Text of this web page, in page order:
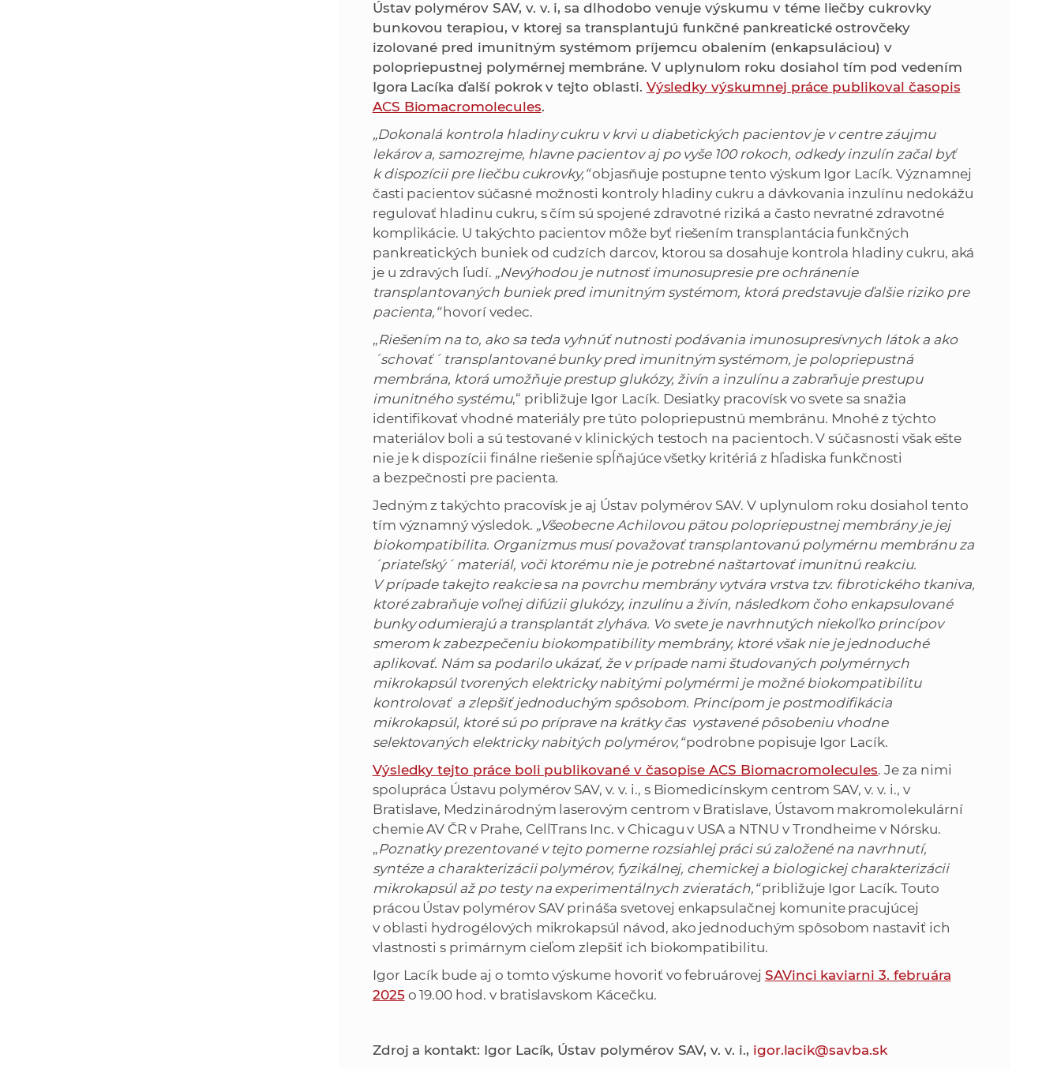
n
k
c
h
S
A
Ústav polymérov SAV, v. v. i, sa dlhodobo venuje výskumu v téme liečby cukrovky
bunkovou terapiou, v ktorej sa transplantujú funkčné pankreatické ostrovčeky
izolované pred imunitným systémom príjemcu obalením (enkapsuláciou) v
polopriepustnej polymérnej membráne. V uplynulom roku dosiahol tím pod vedením
Igora Lacíka ďalší pokrok v tejto oblasti. Výsledky výskumnej práce publikoval časopis
ACS Biomacromolecules.
„Dokonalá kontrola hladiny cukru v krvi u diabetických pacientov je v centre záujmu
lekárov a, samozrejme, hlavne pacientov aj po vyše 100 rokoch, odkedy inzulín začal byť
k dispozícii pre liečbu cukrovky,“objasňuje postupne tento výskum Igor Lacík. Významnej
časti pacientov súčasné možnosti kontroly hladiny cukru a dávkovania inzulínu nedokážu
regulovať hladinu cukru, s čím sú spojené zdravotné riziká a často nevratné zdravotné
komplikácie. U takýchto pacientov môže byť riešením transplantácia funkčných
pankreatických buniek od cudzích darcov, ktorou sa dosahuje kontrola hladiny cukru, aká
je u zdravých ľudí. „Nevýhodou je nutnosť imunosupresie pre ochránenie
transplantovaných buniek pred imunitným systémom, ktorá predstavuje ďalšie riziko pre
pacienta,“ hovorí vedec.
„Riešením na to, ako sa teda vyhnúť nutnosti podávania imunosupresívnych látok a ako
´schovať´ transplantované bunky pred imunitným systémom, je polopriepustná
membrána, ktorá umožňuje prestup glukózy, živín a inzulínu a zabraňuje prestupu
imunitného systému,“ približuje Igor Lacík. Desiatky pracovísk vo svete sa snažia
identifikovať vhodné materiály pre túto polopriepustnú membránu. Mnohé z týchto
materiálov boli a sú testované v klinických testoch na pacientoch. V súčasnosti však ešte
nie je k dispozícii finálne riešenie spĺňajúce všetky kritériá z hľadiska funkčnosti
a bezpečnosti pre pacienta.
Jedným z takýchto pracovísk je aj Ústav polymérov SAV. V uplynulom roku dosiahol tento
tím významný výsledok. „Všeobecne Achilovou pätou polopriepustnej membrány je jej
biokompatibilita. Organizmus musí považovať transplantovanú polymérnu membránu za
´priateľský´ materiál, voči ktorému nie je potrebné naštartovať imunitnú reakciu.
V prípade takejto reakcie sa na povrchu membrány vytvára vrstva tzv. fibrotického tkaniva,
ktoré zabraňuje voľnej difúzii glukózy, inzulínu a živín, následkom čoho enkapsulované
bunky odumierajú a transplantát zlyháva. Vo svete je navrhnutých niekoľko princípov
smerom k zabezpečeniu biokompatibility membrány, ktoré však nie je jednoduché
aplikovať. Nám sa podarilo ukázať, že v prípade nami študovaných polymérnych
mikrokapsúl tvorených elektricky nabitými polymérmi je možné biokompatibilitu
kontrolovať a zlepšiť jednoduchým spôsobom. Princípom je postmodifikácia
mikrokapsúl, ktoré sú po príprave na krátky čas vystavené pôsobeniu vhodne
selektovaných elektricky nabitých polymérov,“podrobne popisuje Igor Lacík.
Výsledky tejto práce boli publikované v časopise ACS Biomacromolecules. Je za nimi
spolupráca Ústavu polymérov SAV, v. v. i., s Biomedicínskym centrom SAV, v. v. i., v
Bratislave, Medzinárodným laserovým centrom v Bratislave, Ústavom makromolekulární
chemie AV ČR v Prahe, CellTrans Inc. v Chicagu v USA a NTNU v Trondheime v Nórsku.
„Poznatky prezentované v tejto pomerne rozsiahlej práci sú založené na navrhnutí,
syntéze a charakterizácii polymérov, fyzikálnej, chemickej a biologickej charakterizácii
mikrokapsúl až po testy na experimentálnych zvieratách,“približuje Igor Lacík. Touto
prácou Ústav polymérov SAV prináša svetovej enkapsulačnej komunite pracujúcej
v oblasti hydrogélových mikrokapsúl návod, ako jednoduchým spôsobom nastaviť ich
vlastnosti s primárnym cieľom zlepšiť ich biokompatibilitu.
Igor Lacík bude aj o tomto výskume hovoriť vo februárovej SAVinci kaviarni 3. februára
2025o 19.00 hod. v bratislavskom Kácečku.
Zdroj a kontakt: Igor Lacík, Ústav polymérov SAV, v. v. i., igor.lacik@savba.sk